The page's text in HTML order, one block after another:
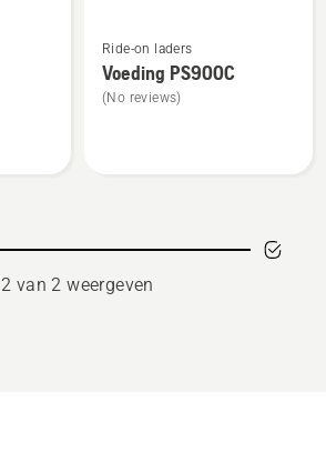
meer
details
over
Ride-on laders
Voeding PS900C
(No reviews)
2 van 2 weergeven